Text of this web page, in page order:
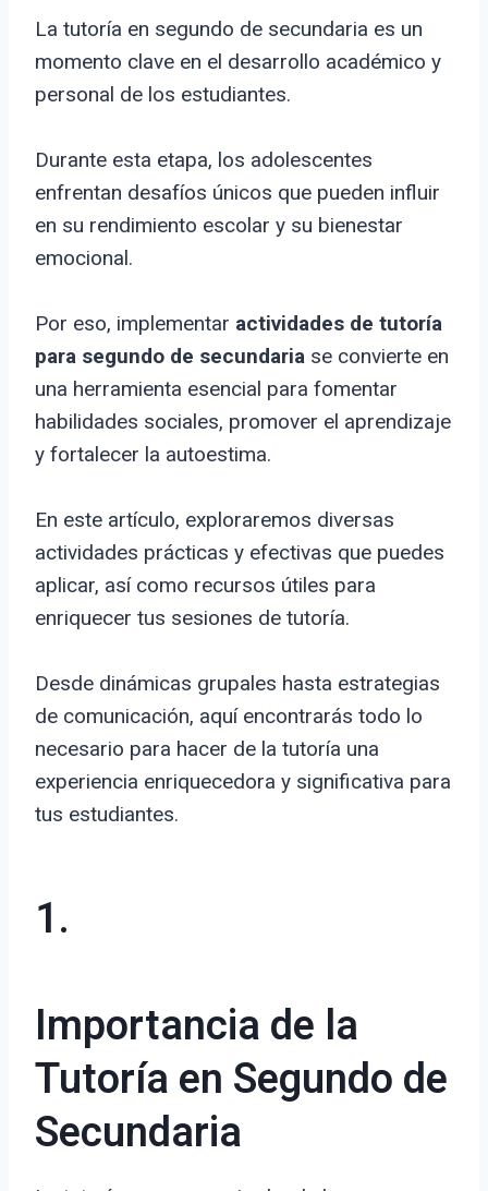
La tutoría en segundo de secundaria es un
momento clave en el desarrollo académico y
personal de los estudiantes.
Durante esta etapa, los adolescentes
enfrentan desafíos únicos que pueden influir
en su rendimiento escolar y su bienestar
emocional.
Por eso, implementar actividades de tutoría
para segundo de secundaria se convierte en
una herramienta esencial para fomentar
habilidades sociales, promover el aprendizaje
y fortalecer la autoestima.
En este artículo, exploraremos diversas
actividades prácticas y efectivas que puedes
aplicar, así como recursos útiles para
enriquecer tus sesiones de tutoría.
Desde dinámicas grupales hasta estrategias
de comunicación, aquí encontrarás todo lo
necesario para hacer de la tutoría una
experiencia enriquecedora y significativa para
tus estudiantes.
1.
Importancia de la
Tutoría en Segundo de
Secundaria